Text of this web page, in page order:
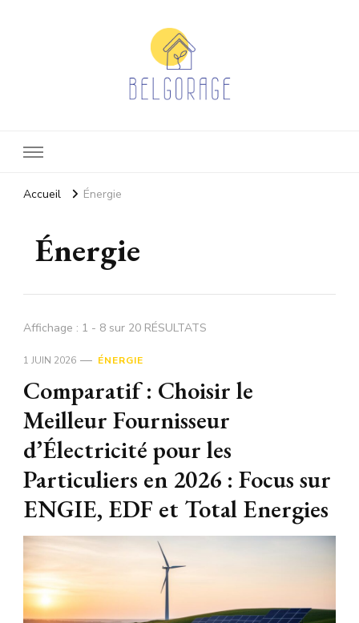
Accueil Énergie
Énergie
Affichage : 1 - 8 sur 20 RÉSULTATS
1 JUIN 2026 ÉNERGIE
Comparatif : Choisir le
Meilleur Fournisseur
d’Électricité pour les
Particuliers en 2026 : Focus sur
ENGIE, EDF et Total Energies